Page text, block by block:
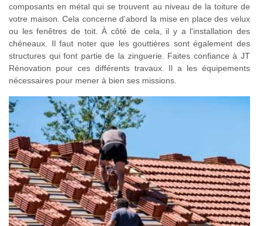
composants en métal qui se trouvent au niveau de la toiture de
votre maison. Cela concerne d'abord la mise en place des velux
ou les fenêtres de toit. À côté de cela, il y a l'installation des
chéneaux. Il faut noter que les gouttières sont également des
structures qui font partie de la zinguerie. Faites confiance à JT
Rénovation pour ces différents travaux. Il a les équipements
nécessaires pour mener à bien ses missions.